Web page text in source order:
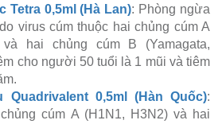
Tetra 0,5ml (Hà Lan): Phòng ngừa
virus cúm thuộc hai chủng cúm A
và hai chủng cúm B (Yamagata,
cho người 50 tuổi là 1 mũi và tiêm
Quadrivalent 0,5ml (Hàn Quốc):
cúm A (H1N1, H3N2) và hai